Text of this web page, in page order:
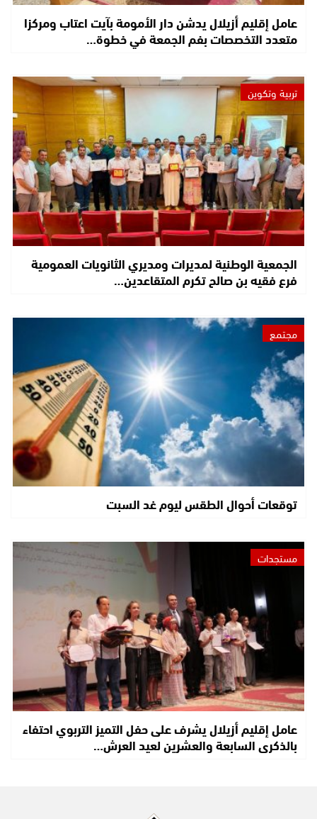
عامل إقليم أزيلال يدشن دار الأمومة بآيت اعتاب ومركزا
متعدد التخصصات بفم الجمعة في خطوة…
تربية وتكوين
الجمعية الوطنية لمديرات ومديري الثانويات العمومية
فرع فقيه بن صالح تكرم المتقاعدين…
مجتمع
توقعات أحوال الطقس ليوم غد السبت
مستجدات
عامل إقليم أزيلال يشرف على حفل التميز التربوي احتفاء
بالذكرى السابعة والعشرين لعيد العرش…